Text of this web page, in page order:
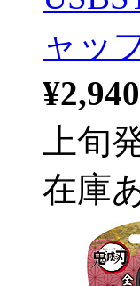
ャッ
¥2,940
上旬
在庫